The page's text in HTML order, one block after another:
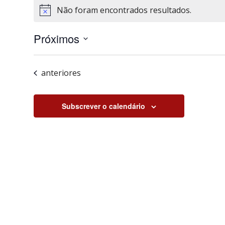
AvisoNão foram encontrados resultados.
Próximos
Selecione
data.
Eventos
anteriores
Subscrever o calendário